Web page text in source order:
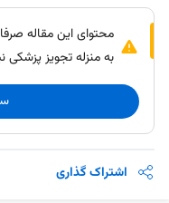
محتوای این مقاله
به منزله تجویز
اشتراک گذاری